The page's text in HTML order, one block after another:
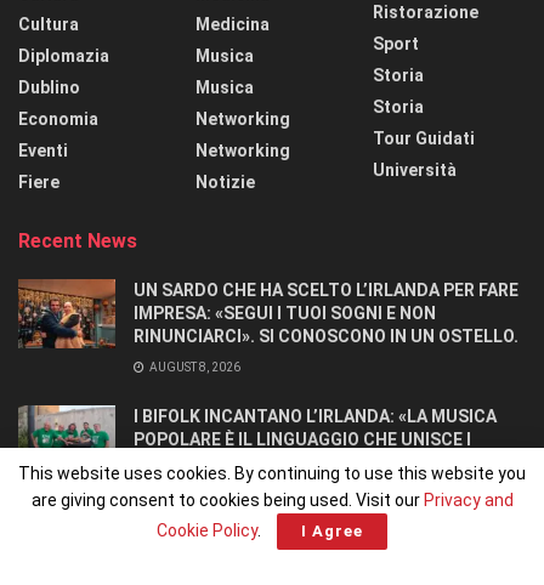
Cultura
Diplomazia
Dublino
Economia
Eventi
Fiere
Medicina
Musica
Musica
Networking
Networking
Notizie
Ristorazione
Sport
Storia
Storia
Tour Guidati
Università
Recent News
UN SARDO CHE HA SCELTO L’IRLANDA PER FARE
IMPRESA: «SEGUI I TUOI SOGNI E NON
RINUNCIARCI». SI CONOSCONO IN UN OSTELLO.
AUGUST 8, 2026
I BIFOLK INCANTANO L’IRLANDA: «LA MUSICA
POPOLARE È IL LINGUAGGIO CHE UNISCE I
POPOLI»
JULY 31, 2026
This website uses cookies. By continuing to use this website you
are giving consent to cookies being used. Visit our Privacy and
Cookie Policy. I Agree